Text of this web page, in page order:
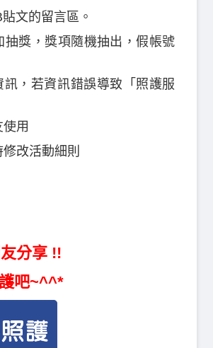
文的留言區。
抽獎，獎項隨機抽出，假帳號
，若資訊錯誤導致「照護服
用
改活動細則
分享 !!
吧~^^*